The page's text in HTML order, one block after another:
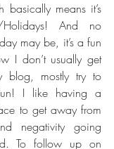
basically means it’s
Holidays! And no
may be, it’s a fun
I don’t usually get
blog, mostly try to
I like having a
to get away from
negativity going
To follow up on